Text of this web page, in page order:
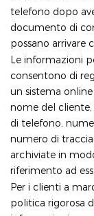
telefono dopo
documento di
possano arrivare
Le informazioni
consentono di
un sistema
nome del
di telefono,
numero di
archiviate in
riferimento ad
Per i clienti a
politica rigorosa